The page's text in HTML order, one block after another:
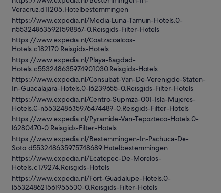
Veracruz.d11205.Hotelbestemmingen
https://www.expedia.nl/Media-Luna-Tamuin-Hotels.0-
n553248635921598867-0.Reisgids-Filter-Hotels
https://www.expedia.nl/Coatzacoalcos-
Hotels.d182170.Reisgids-Hotels
https://www.expedia.nl/Playa-Bagdad-
Hotels.d553248635974901030.Reisgids-Hotels
https://www.expedia.nl/Consulaat-Van-De-Verenigde-Staten-
In-Guadalajara-Hotels.0-l6239655-0.Reisgids-Filter-Hotels
https://www.expedia.nl/Centro-Supmza-001-Isla-Mujeres-
Hotels.0-n553248635976474489-0.Reisgids-Filter-Hotels
https://www.expedia.nl/Pyramide-Van-Tepozteco-Hotels.0-
l6280470-0.Reisgids-Filter-Hotels
https://www.expedia.nl/Bestemmingen-In-Pachuca-De-
Soto.d553248635975748689.Hotelbestemmingen
https://www.expedia.nl/Ecatepec-De-Morelos-
Hotels.d179274.Reisgids-Hotels
https://www.expedia.nl/Fort-Guadalupe-Hotels.0-
l553248621561955500-0.Reisgids-Filter-Hotels